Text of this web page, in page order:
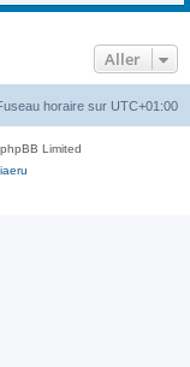
Aller
horaire sur UTC+01:00
Limited